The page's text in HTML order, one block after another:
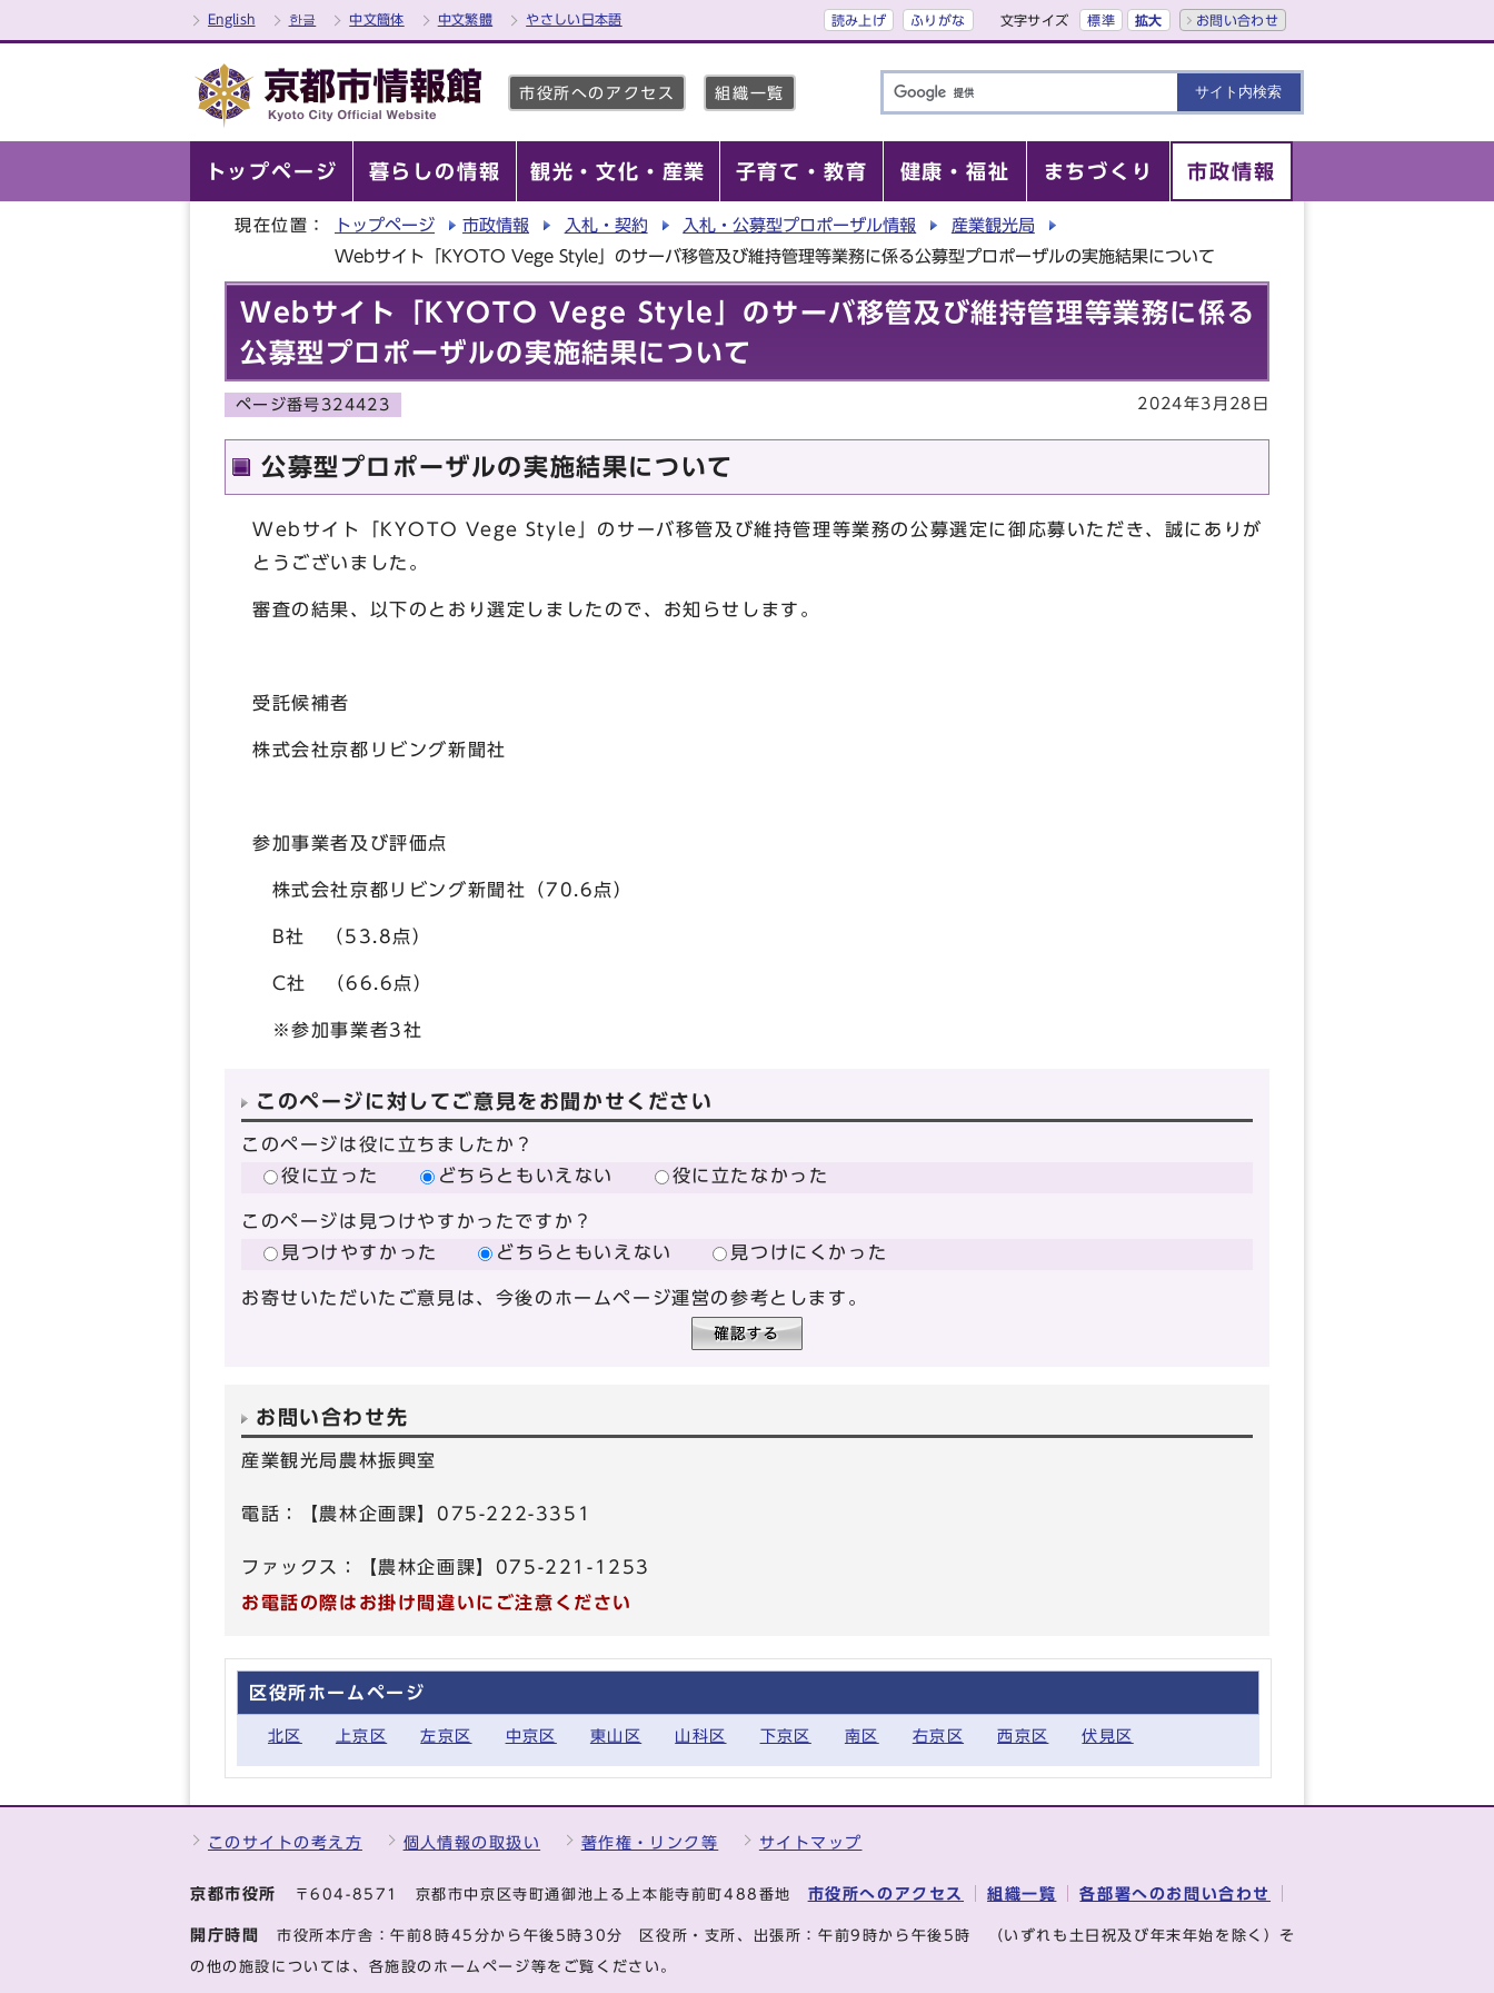
English 한글 中文簡体 中文繁體 やさしい日本語 読み上げ ふりがな 文字サイズ 標準 拡大 お問い合わせ
市役所へのアクセス 組織一覧
トップページ 暮らしの情報 観光・文化・産業 子育て・教育 健康・福祉 まちづくり 市政情報
現在位置： トップページ 市政情報 入札・契約 入札・公募型プロポーザル情報
産業観光局
Webサイト「KYOTO Vege Style」のサーバ移管及び維持管理等業務に係る公募型プロポーザルの実施結果について
Webサイト「KYOTO Vege Style」のサーバ移管及び維持管理等業務に係る
公募型プロポーザルの実施結果について
ページ番号324423 2024年3月28日
公募型プロポーザルの実施結果について
Webサイト「KYOTO Vege Style」のサーバ移管及び維持管理等業務の公募選定に御応募いただき、誠にありが
とうございました。
審査の結果、以下のとおり選定しましたので、お知らせします。
受託候補者
株式会社京都リビング新聞社
参加事業者及び評価点
株式会社京都リビング新聞社（70.6点）
B社 （53.8点）
C社 （66.6点）
※参加事業者3社
このページに対してご意見をお聞かせください
このページは役に立ちましたか？
役に立った
どちらともいえない 役に立たなかった
このページは見つけやすかったですか？
見つけやすかった
どちらともいえない 見つけにくかった
お寄せいただいたご意見は、今後のホームページ運営の参考とします。
お問い合わせ先
産業観光局農林振興室
電話：【農林企画課】075-222-3351
ファックス：【農林企画課】075-221-1253
お電話の際はお掛け間違いにご注意ください
区役所ホームページ
北区 上京区 左京区 中京区 東山区 山科区 下京区 南区 右京区 西京区 伏見区
このサイトの考え方 個人情報の取扱い 著作権・リンク等 サイトマップ
京都市役所 〒604-8571 京都市中京区寺町通御池上る上本能寺前町488番地 市役所へのアクセス 組織一覧 各部署へのお問い合わせ
開庁時間 市役所本庁舎：午前8時45分から午後5時30分 区役所・支所、出張所：午前9時から午後5時 （いずれも土日祝及び年末年始を除く）そ
の他の施設については、各施設のホームページ等をご覧ください。